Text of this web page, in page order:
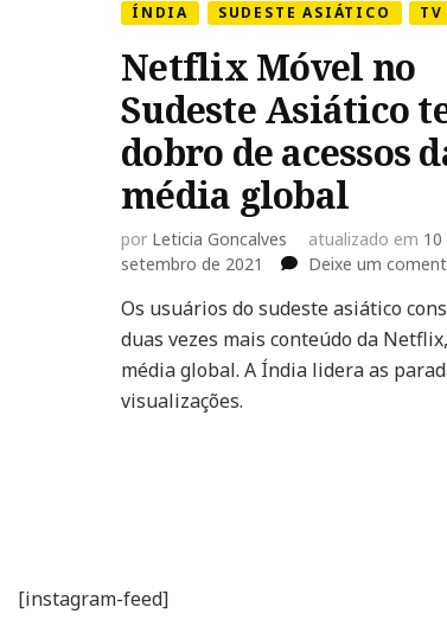
ÍNDIA SUDESTE ASIÁTICO TV
Netflix Móvel no
Sudeste Asiático
dobro de acessos
média global
por Leticia Goncalves atualizado em 10
setembro de 2021
Deixe um
Os usuários do sudeste asiático
duas vezes mais conteúdo da
média global. A Índia lidera as
visualizações.
[instagram-feed]